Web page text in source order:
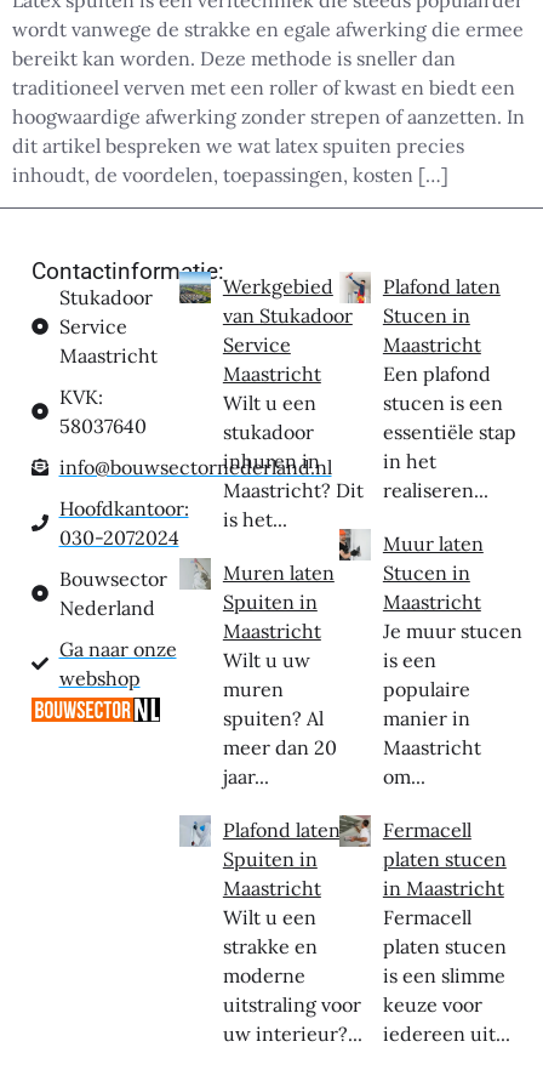
wordt vanwege de strakke en egale afwerking die ermee
bereikt kan worden. Deze methode is sneller dan
traditioneel verven met een roller of kwast en biedt een
hoogwaardige afwerking zonder strepen of aanzetten. In
dit artikel bespreken we wat latex spuiten precies
inhoudt, de voordelen, toepassingen, kosten […]
Contactinformatie:
Stukadoor
Service
Maastricht
KVK:
58037640
info@bouwsectornederland.nl
Hoofdkantoor:
030-2072024
Bouwsector
Nederland
Ga naar onze
webshop
Werkgebied
van Stukadoor
Service
Maastricht
Wilt u een
stukadoor
inhuren in
Maastricht? Dit
is het...
Muren laten
Spuiten in
Maastricht
Wilt u uw
muren
spuiten? Al
meer dan 20
jaar...
Plafond laten
Spuiten in
Maastricht
Wilt u een
strakke en
moderne
uitstraling voor
uw interieur?...
Plafond laten
Stucen in
Maastricht
Een plafond
stucen is een
essentiële stap
in het
realiseren...
Muur laten
Stucen in
Maastricht
Je muur stucen
is een
populaire
manier in
Maastricht
om...
Fermacell
platen stucen
in Maastricht
Fermacell
platen stucen
is een slimme
keuze voor
iedereen uit...